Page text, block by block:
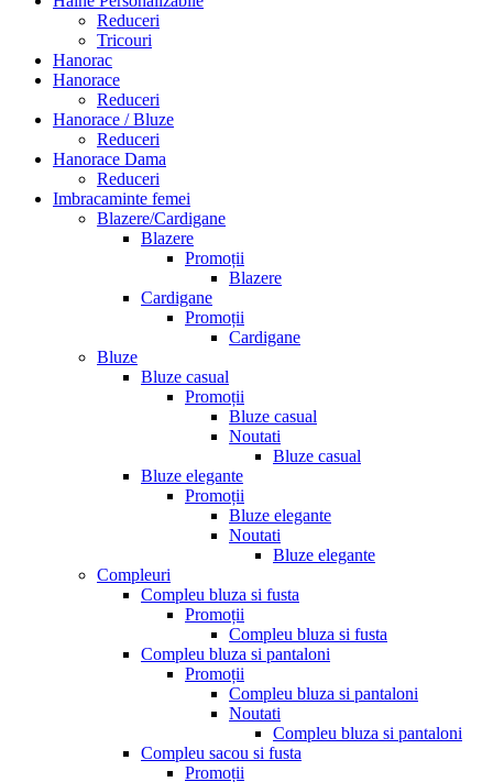
Reduceri
Tricouri
Hanorac
Hanorace
Reduceri
Hanorace / Bluze
Reduceri
Hanorace Dama
Reduceri
Imbracaminte femei
Blazere/Cardigane
Blazere
Promoții
Blazere
Cardigane
Promoții
Cardigane
Bluze
Bluze casual
Promoții
Bluze casual
Noutati
Bluze casual
Bluze elegante
Promoții
Bluze elegante
Noutati
Bluze elegante
Compleuri
Compleu bluza si fusta
Promoții
Compleu bluza si fusta
Compleu bluza si pantaloni
Promoții
Compleu bluza si pantaloni
Noutati
Compleu bluza si pantaloni
Compleu sacou si fusta
Promoții